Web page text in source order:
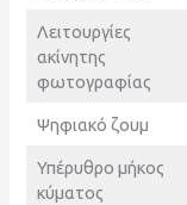
Λειτουργίες
ακίνητης
φωτογραφίας
Ψηφιακό ζουμ
Υπέρυθρο μήκος
κύματος